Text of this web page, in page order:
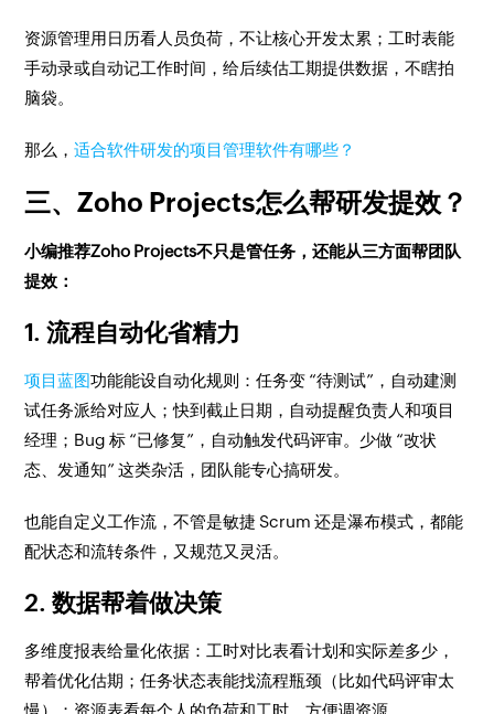
资源管理用日历看人员负荷，不让核心开发太累；工时表能
手动录或自动记工作时间，给后续估工期提供数据，不瞎拍
脑袋。
那么，适合软件研发的项目管理软件有哪些？
三、Zoho Projects怎么帮研发提效？
小编推荐Zoho Projects不只是管任务，还能从三方面帮团队
提效：
1. 流程自动化省精力
项目蓝图功能能设自动化规则：任务变 “待测试”，自动建测
试任务派给对应人；快到截止日期，自动提醒负责人和项目
经理；Bug 标 “已修复”，自动触发代码评审。少做 “改状
态、发通知” 这类杂活，团队能专心搞研发。
也能自定义工作流，不管是敏捷 Scrum 还是瀑布模式，都能
配状态和流转条件，又规范又灵活。
2. 数据帮着做决策
多维度报表给量化依据：工时对比表看计划和实际差多少，
帮着优化估期；任务状态表能找流程瓶颈（比如代码评审太
慢）；资源表看每个人的负荷和工时，方便调资源。